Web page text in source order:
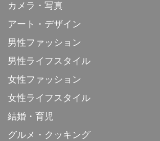
カメラ・写真
アート・デザイン
男性ファッション
男性ライフスタイル
女性ファッション
女性ライフスタイル
結婚・育児
グルメ・クッキング